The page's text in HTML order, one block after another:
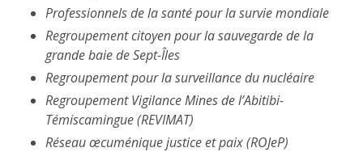
Professionnels de la santé pour la survie mondiale
Regroupement citoyen pour la sauvegarde de la
grande baie de Sept-Îles
Regroupement pour la surveillance du nucléaire
Regroupement Vigilance Mines de l’Abitibi-
Témiscamingue (REVIMAT)
Réseau œcuménique justice et paix (ROJeP)